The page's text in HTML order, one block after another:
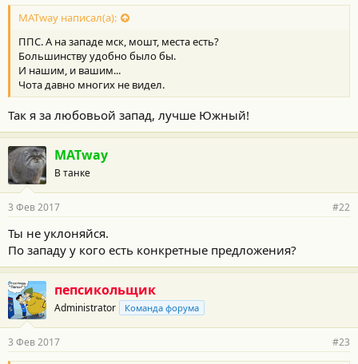
MATway написал(а):
ППС. А на западе мск, мошт, места есть?
Большинству удобно было бы.
И нашим, и вашим...
Чота давно многих не видел.
Так я за любовьой запад, лучше Южный!
MATway
В танке
3 Фев 2017 #22
Ты не уклоняйся.
По западу у кого есть конкретные предложения?
пепсикольщик
Administrator Команда форума
3 Фев 2017 #23